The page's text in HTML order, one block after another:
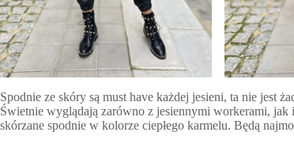
Spodnie ze skóry są must have każdej jesieni, ta nie jest
Świetnie wyglądają zarówno z jesiennymi workerami,
skórzane spodnie w kolorze ciepłego karmelu. Będą